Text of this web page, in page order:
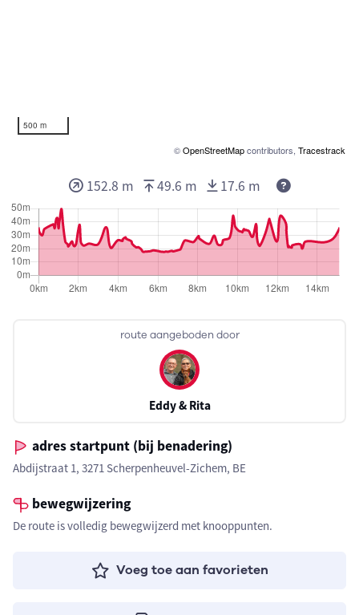
500 m
©OpenStreetMapcontributors, Tracestrack
route aangeboden door
Eddy & Rita
adres startpunt (bij benadering)
Abdijstraat 1, 3271 Scherpenheuvel-Zichem, BE
bewegwijzering
De route is volledig bewegwijzerd met knooppunten.
Voeg toe aan favorieten
152.8 m 49.6 m 17.6 m